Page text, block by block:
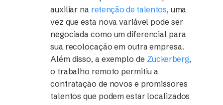
auxiliar na retenção de talentos, uma
vez que esta nova variável pode ser
negociada como um diferencial para
sua recolocação em outra empresa.
Além disso, a exemplo de Zuckerberg,
o trabalho remoto permitiu a
contratação de novos e promissores
talentos que podem estar localizados